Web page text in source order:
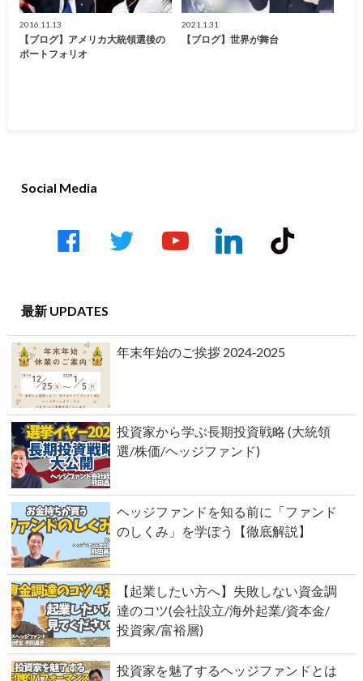
2016.11.13
【ブログ】アメリカ大統領選後の
ポートフォリオ
2021.1.31
【ブログ】世界が舞台
Social Media
facebook twitter
youtube-
play
linkedin tiktok
最新 UPDATES
年末年始のご挨拶 2024‐2025
投資家から学ぶ長期投資戦略 (大統領
選/株価/ヘッジファンド)
ヘッジファンドを知る前に「ファンド
のしくみ」を学ぼう【徹底解説】
【起業したい方へ】失敗しない資金調
達のコツ(会社設立/海外起業/資本金/
投資家/富裕層)
投資家を魅了するヘッジファンドとは